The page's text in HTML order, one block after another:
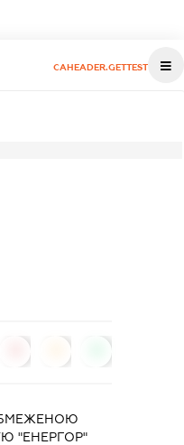
CAHEADER.GETTEST
"ЕНЕРГОР"